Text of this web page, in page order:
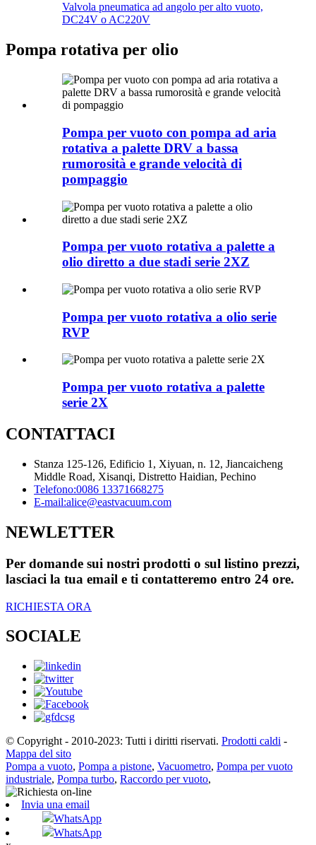
Valvola pneumatica ad angolo per alto vuoto,
DC24V o AC220V
Pompa rotativa per olio
Pompa per vuoto con pompa ad aria
rotativa a palette DRV a bassa
rumorosità e grande velocità di
pompaggio
Pompa per vuoto rotativa a palette a
olio diretto a due stadi serie 2XZ
Pompa per vuoto rotativa a olio serie
RVP
Pompa per vuoto rotativa a palette
serie 2X
CONTATTACI
Stanza 125-126, Edificio 1, Xiyuan, n. 12, Jiancaicheng
Middle Road, Xisanqi, Distretto Haidian, Pechino
Telefono:0086 13371668275
E-mail:alice@eastvacuum.com
NEWLETTER
Per domande sui nostri prodotti o sul listino prezzi,
lasciaci la tua email e ti contatteremo entro 24 ore.
RICHIESTA ORA
SOCIALE
© Copyright - 2010-2023: Tutti i diritti riservati. Prodotti caldi -
Mappa del sito
Pompa a vuoto, Pompa a pistone, Vacuometro, Pompa per vuoto
industriale, Pompa turbo, Raccordo per vuoto,
Invia una email
WhatsApp
WhatsApp